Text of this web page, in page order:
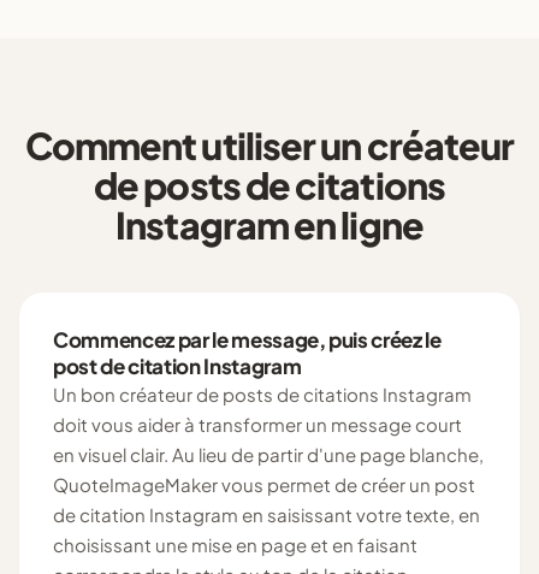
Comment utiliser un créateur
de posts de citations
Instagram en ligne
Commencez par le message, puis créez le
post de citation Instagram
Un bon créateur de posts de citations Instagram
doit vous aider à transformer un message court
en visuel clair. Au lieu de partir d'une page blanche,
QuoteImageMaker vous permet de créer un post
de citation Instagram en saisissant votre texte, en
choisissant une mise en page et en faisant